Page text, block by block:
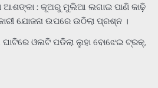
ଆଶଙ୍କା : କୂଅରୁ ମୁଲିଆ ଲଗାଇ ପାଣି କାଢ଼ି
ଯୋଜନା ଉପରେ ଉଠିଲା ପ୍ରଶ୍ନ ।
ଘାଟିରେ ଓଲଟି ପଡିଲା ଲୁହା ବୋଝେଇ ଟ୍ରକ୍‌,